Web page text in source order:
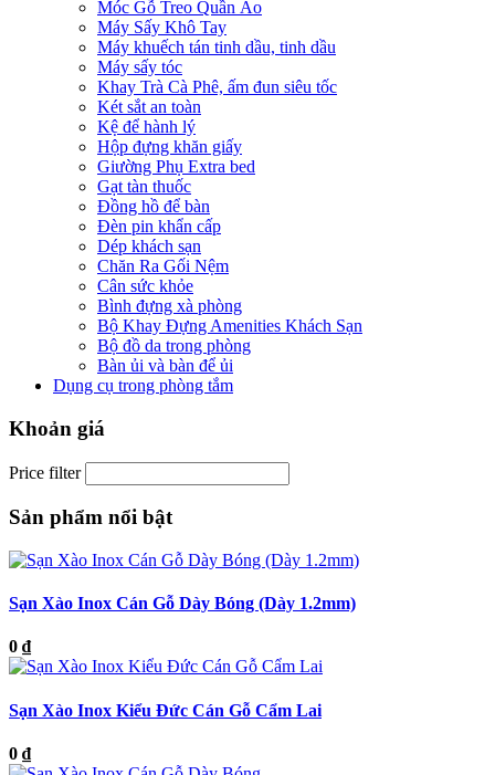
Móc Gỗ Treo Quần Áo
Máy Sấy Khô Tay
Máy khuếch tán tinh dầu, tinh dầu
Máy sấy tóc
Khay Trà Cà Phê, ấm đun siêu tốc
Két sắt an toàn
Kệ để hành lý
Hộp đựng khăn giấy
Giường Phụ Extra bed
Gạt tàn thuốc
Đồng hồ để bàn
Đèn pin khẩn cấp
Dép khách sạn
Chăn Ra Gối Nệm
Cân sức khỏe
Bình đựng xà phòng
Bộ Khay Đựng Amenities Khách Sạn
Bộ đồ da trong phòng
Bàn ủi và bàn để ủi
Dụng cụ trong phòng tắm
Khoản giá
Price filter
Sản phẩm nổi bật
Sạn Xào Inox Cán Gỗ Dày Bóng (Dày 1.2mm)
0 ₫
Sạn Xào Inox Kiểu Đức Cán Gỗ Cẩm Lai
0 ₫